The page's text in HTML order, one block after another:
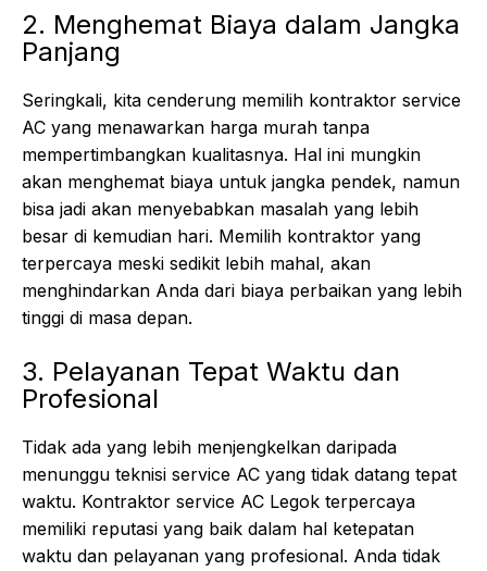
2. Menghemat Biaya dalam Jangka
Panjang
Seringkali, kita cenderung memilih kontraktor service
AC yang menawarkan harga murah tanpa
mempertimbangkan kualitasnya. Hal ini mungkin
akan menghemat biaya untuk jangka pendek, namun
bisa jadi akan menyebabkan masalah yang lebih
besar di kemudian hari. Memilih kontraktor yang
terpercaya meski sedikit lebih mahal, akan
menghindarkan Anda dari biaya perbaikan yang lebih
tinggi di masa depan.
3. Pelayanan Tepat Waktu dan
Profesional
Tidak ada yang lebih menjengkelkan daripada
menunggu teknisi service AC yang tidak datang tepat
waktu. Kontraktor service AC Legok terpercaya
memiliki reputasi yang baik dalam hal ketepatan
waktu dan pelayanan yang profesional. Anda tidak